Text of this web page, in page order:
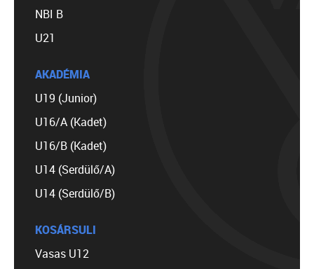
NBI B
U21
AKADÉMIA
U19 (Junior)
U16/A (Kadet)
U16/B (Kadet)
U14 (Serdülő/A)
U14 (Serdülő/B)
KOSÁRSULI
Vasas U12